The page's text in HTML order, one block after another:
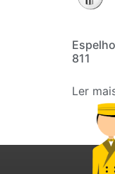
811
Ler